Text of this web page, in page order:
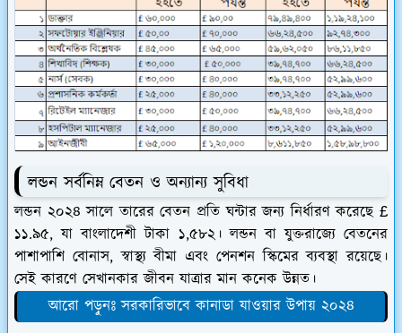
লন্ডন সর্বনিম্ন বেতন ও অন্যান্য সুবিধা
লন্ডন ২০২৪ সালে তারের বেতন প্রতি ঘন্টার জন্য নির্ধারণ করেছে £
১১.৯৫, যা বাংলাদেশী টাকা ১,৫৮২। লন্ডন বা যুক্তরাজ্যে বেতনের
পাশাপাশি বোনাস, স্বাস্থ্য বীমা এবং পেনশন স্কিমের ব্যবস্থা রয়েছে।
সেই কারণে সেখানকার জীবন যাত্রার মান কনেক উন্নত।
আরো পড়ুনঃ সরকারিভাবে কানাডা যাওয়ার উপায় ২০২৪